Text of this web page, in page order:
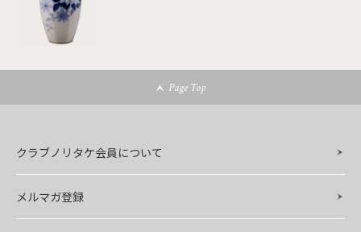
Page Top
クラブノリタケ会員について
メルマガ登録